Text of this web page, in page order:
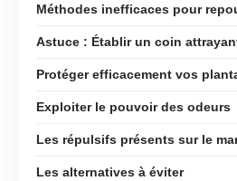
Méthodes inefficaces pour
Astuce : Établir un coin
Protéger efficacement vos
Exploiter le pouvoir des odeurs
Les répulsifs présents sur le
Les alternatives à éviter